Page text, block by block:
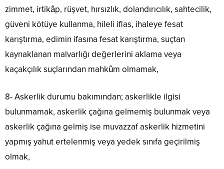
zimmet, irtikâp, rüşvet, hırsızlık, dolandırıcılık, sahtecilik,
güveni kötüye kullanma, hileli iflas, ihaleye fesat
karıştırma, edimin ifasına fesat karıştırma, suçtan
kaynaklanan malvarlığı değerlerini aklama veya
kaçakçılık suçlarından mahkûm olmamak,
8- Askerlik durumu bakımından; askerlikle ilgisi
bulunmamak, askerlik çağına gelmemiş bulunmak veya
askerlik çağına gelmiş ise muvazzaf askerlik hizmetini
yapmış yahut ertelenmiş veya yedek sınıfa geçirilmiş
olmak,